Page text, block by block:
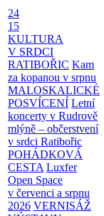
24
15
KULTURA
V SRDCI
RATIBOŘIC Kam
za kopanou v srpnu
MALOSKALICKÉ
POSVÍCENÍ Letní
koncerty v Rudrově
mlýně – občerstvení
v srdci Ratibořic
POHÁDKOVÁ
CESTA Luxfer
Open Space
v červenci a srpnu
2026 VERNISÁŽ